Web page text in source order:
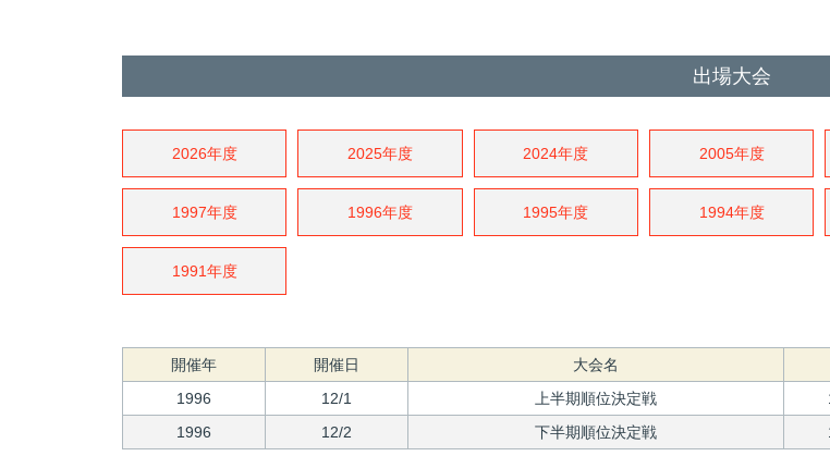
出場大会
2026年度 2025年度 2024年度 2005年度
1997年度 1996年度 1995年度 1994年度
1991年度
開催年 開催日 大会名
1996
12/1 上半期順位決定戦
1996
12/2 下半期順位決定戦